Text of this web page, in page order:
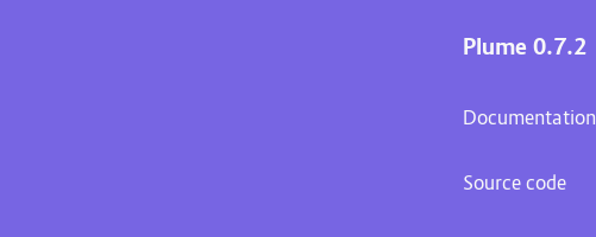
Plume 0.7.2
Documentation
Source code